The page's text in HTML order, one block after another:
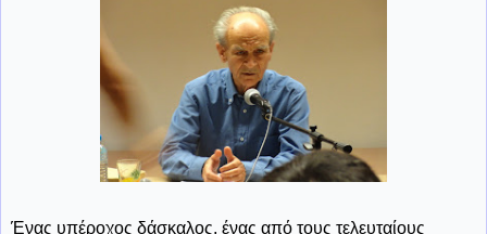
Ένας υπέροχος δάσκαλος, ένας από τους τελευταίους